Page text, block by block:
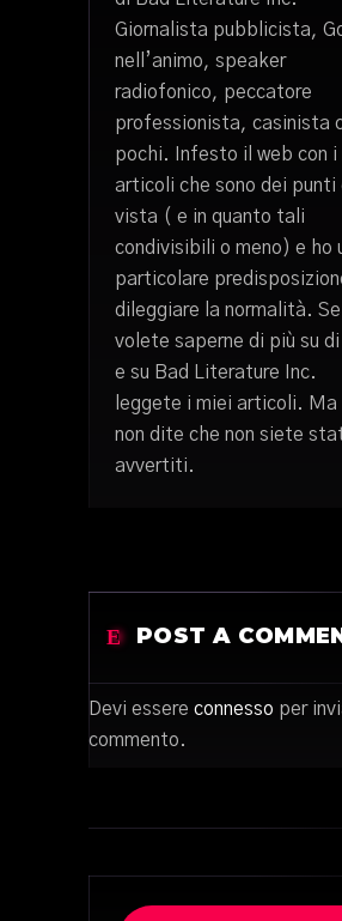
Giornalista pubblicista,
nell’animo, speaker
radiofonico, peccatore
professionista, casinista
pochi. Infesto il web con i
articoli che sono dei punti
vista ( e in quanto tali
condivisibili o meno) e ho
particolare
dileggiare la normalità. Se
volete saperne di più su di
e su Bad Literature Inc.
leggete i miei articoli. Ma
non dite che non siete
avvertiti.
POST A
Devi essere connesso per
commento.